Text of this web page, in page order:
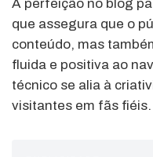
A perfeição no blog
que assegura que o
conteúdo, mas
fluida e positiva ao
técnico se alia à
visitantes em fãs fiéis.